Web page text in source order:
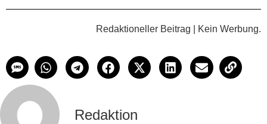
Redaktioneller Beitrag | Kein Werbung.
Redaktion